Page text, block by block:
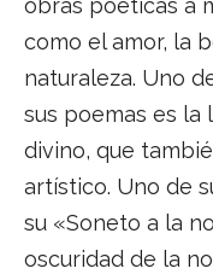
obras poéticas a
como el amor, la
naturaleza. Uno
sus poemas es
divino, que
artístico. Uno de
su «Soneto a la
oscuridad de la